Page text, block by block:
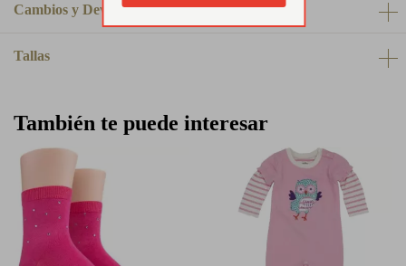
Cambios y Devoluciones
Tallas
También te puede interesar